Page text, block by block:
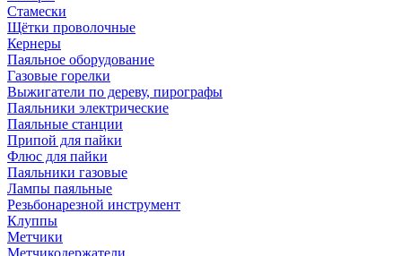
Стамески
Щётки проволочные
Кернеры
Паяльное оборудование
Газовые горелки
Выжигатели по дереву, пирографы
Паяльники электрические
Паяльные станции
Припой для пайки
Флюс для пайки
Паяльники газовые
Лампы паяльные
Резьбонарезной инструмент
Клуппы
Метчики
Метчикодержатели